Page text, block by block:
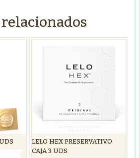
LELO HEX PRESERVATIVO
CAJA 3 UDS